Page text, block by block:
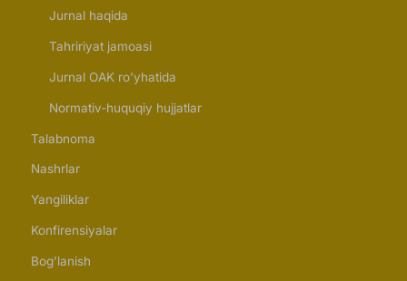
Jurnal haqida
Tahririyat jamoasi
Jurnal OAK ro’yhatida
Normativ-huquqiy hujjatlar
Talabnoma
Nashrlar
Yangiliklar
Konfirensiyalar
Bog’lanish